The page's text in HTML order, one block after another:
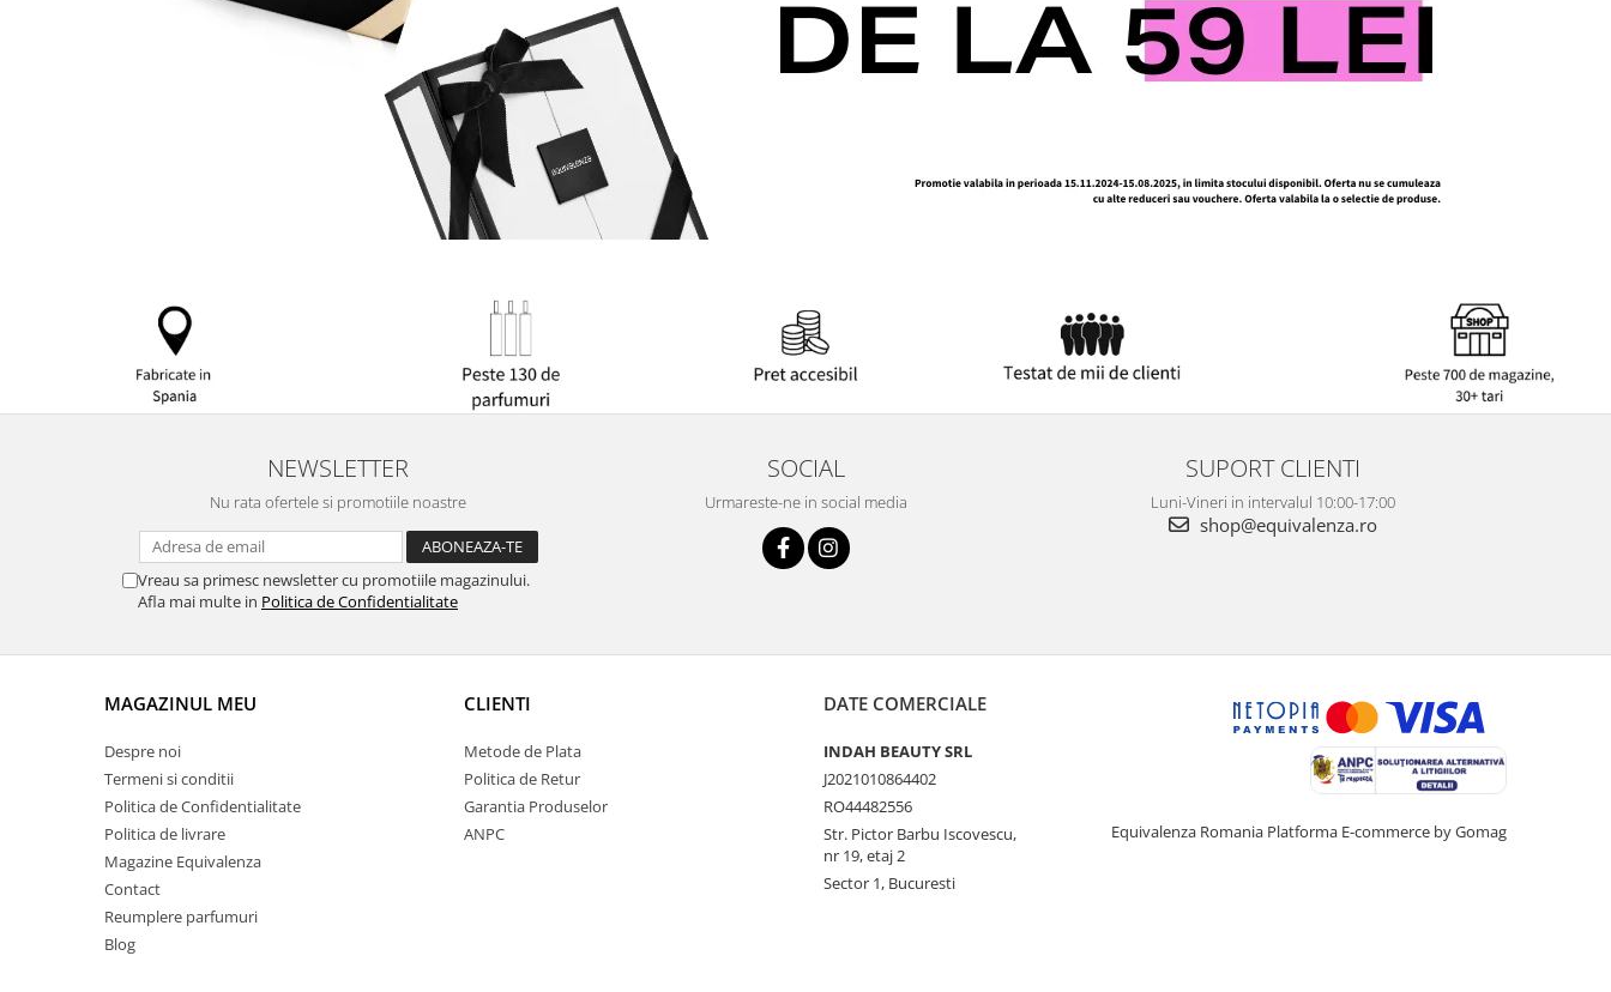
NEWSLETTER
Nu rata ofertele si promotiile noastre
Vreau sa primesc newsletter cu promotiile magazinului.
Afla mai multe in Politica de Confidentialitate
SOCIAL
Urmareste-ne in social media
SUPORT CLIENTI
Luni-Vineri in intervalul 10:00-17:00
shop@equivalenza.ro
MAGAZINUL MEU
Despre noi
Termeni si conditii
Politica de Confidentialitate
Politica de livrare
Magazine Equivalenza
Contact
Reumplere parfumuri
Blog
CLIENTI
Metode de Plata
Politica de Retur
Garantia Produselor
ANPC
DATE COMERCIALE
INDAH BEAUTY SRL
J2021010864402
RO44482556
Str. Pictor Barbu Iscovescu,
nr 19, etaj 2
Sector 1, Bucuresti
Equivalenza Romania Platforma E-commerce by Gomag